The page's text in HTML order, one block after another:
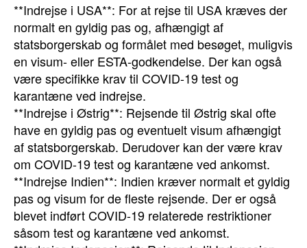
**Indrejse i USA**: For at rejse til USA kræves der
normalt en gyldig pas og, afhængigt af
statsborgerskab og formålet med besøget, muligvis
en visum- eller ESTA-godkendelse. Der kan også
være specifikke krav til COVID-19 test og
karantæne ved indrejse.
**Indrejse i Østrig**: Rejsende til Østrig skal ofte
have en gyldig pas og eventuelt visum afhængigt
af statsborgerskab. Derudover kan der være krav
om COVID-19 test og karantæne ved ankomst.
**Indrejse Indien**: Indien kræver normalt et gyldig
pas og visum for de fleste rejsende. Der er også
blevet indført COVID-19 relaterede restriktioner
såsom test og karantæne ved ankomst.